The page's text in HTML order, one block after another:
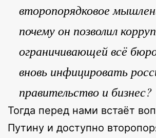
второпорядковое
почему он позволил
ограничивающей всё
вновь инфицировать
правительство и бизнес?
Тогда перед нами встаёт
Путину и доступно